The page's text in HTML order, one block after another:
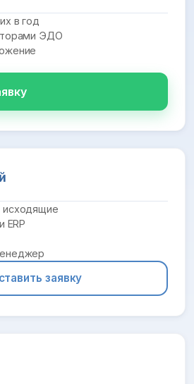
в год
ЭДО
исходящие
ERP
заявку